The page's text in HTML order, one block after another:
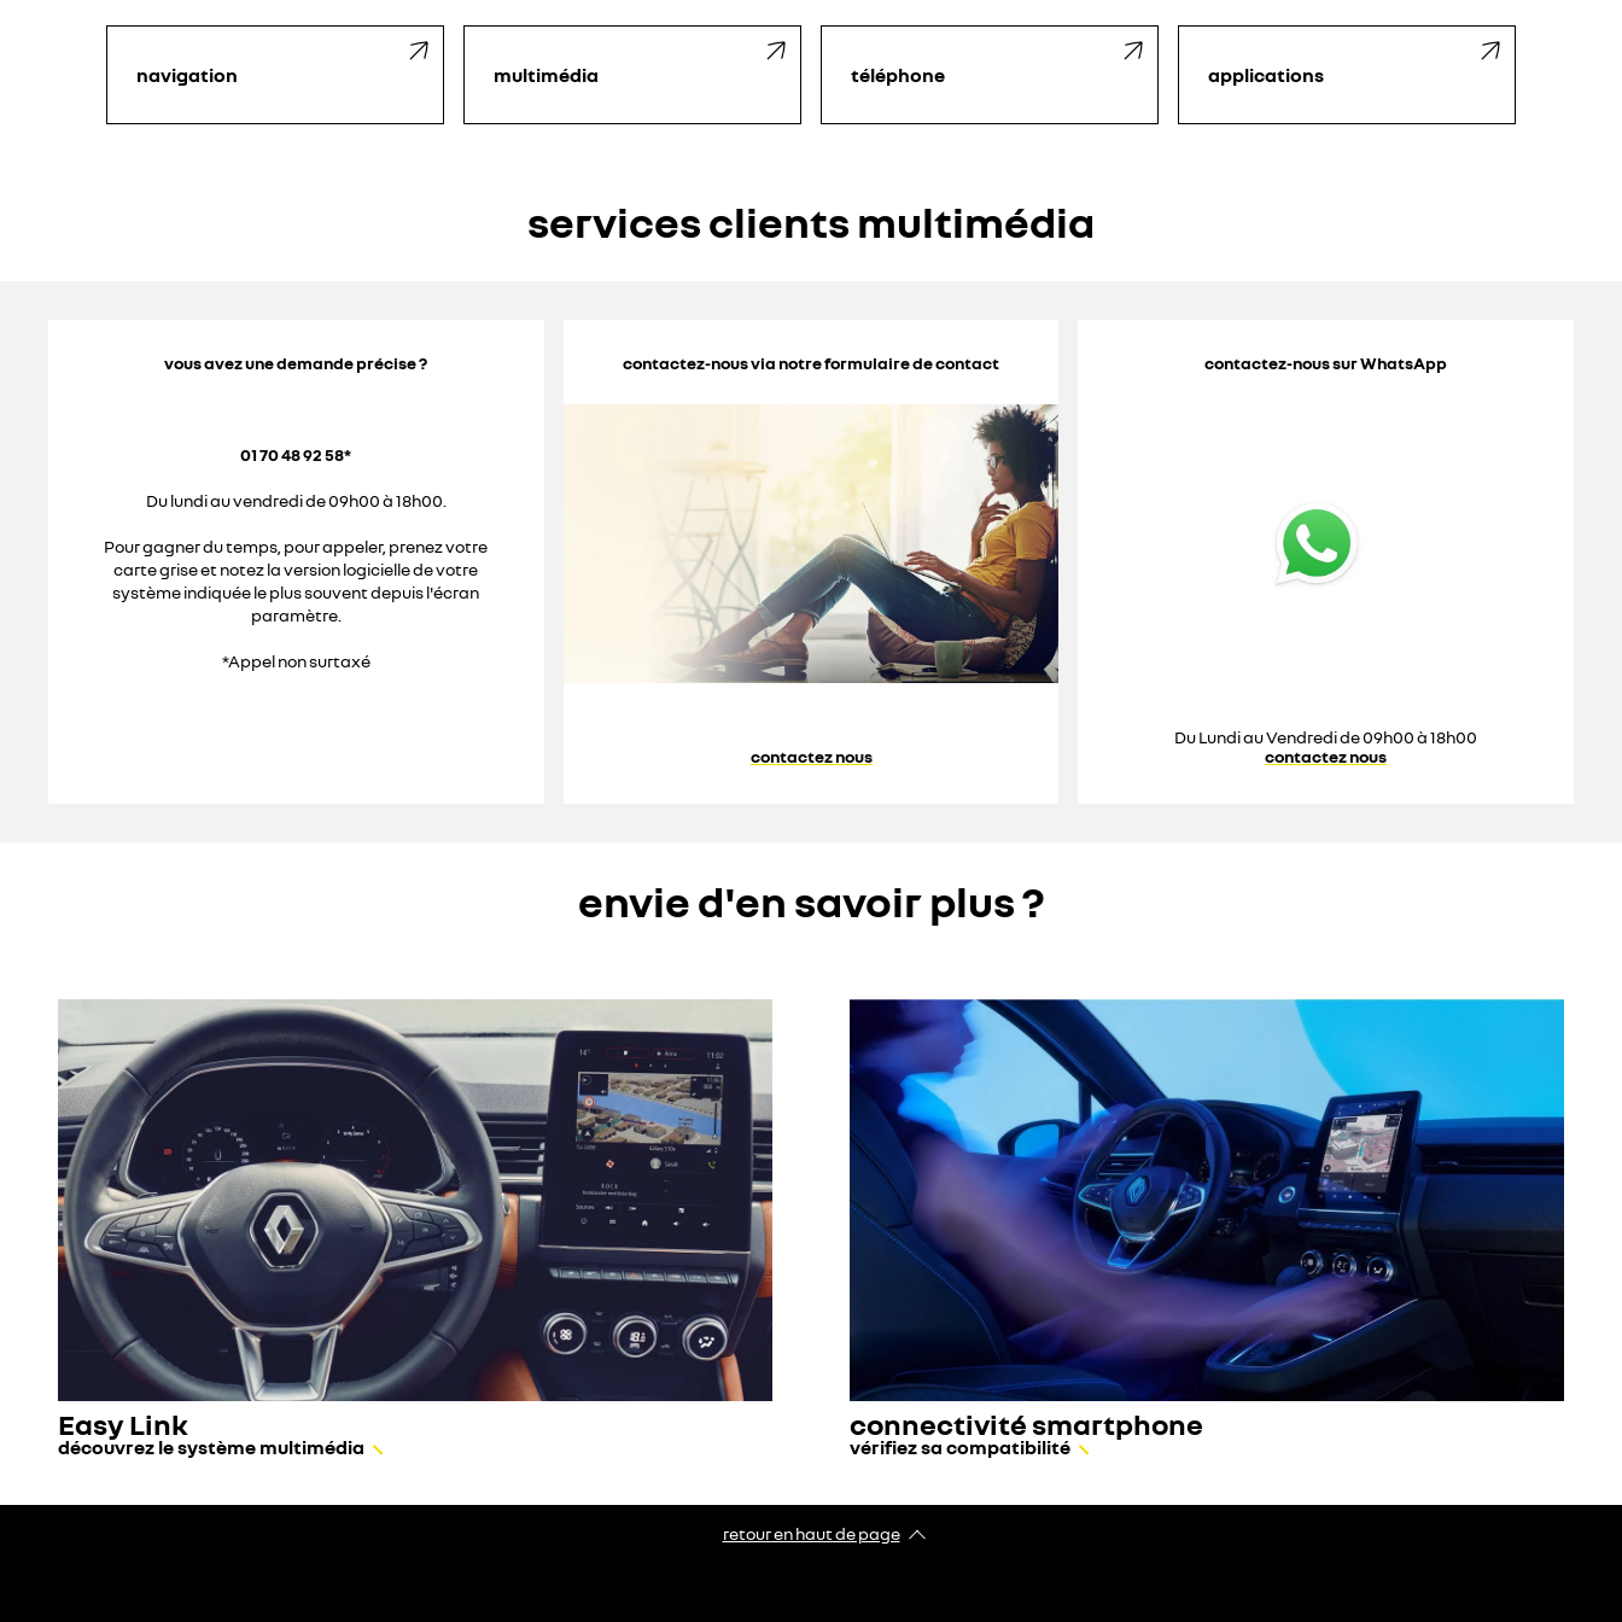
navigation multimédia téléphone applications
services clients multimédia
vous avez une demande précise ?
01 70 48 92 58*
Du lundi au vendredi de 09h00 à 18h00.
Pour gagner du temps, pour appeler, prenez votre
carte grise et notez la version logicielle de votre
système indiquée le plus souvent depuis l'écran
paramètre.
*Appel non surtaxé
contactez-nous via notre formulaire de contact
contactez nous
contactez-nous sur WhatsApp
Du Lundi au Vendredi de 09h00 à 18h00
contactez nous
envie d'en savoir plus ?
Easy Link
découvrez le système multimédia
connectivité smartphone
vérifiez sa compatibilité
retour en haut de page​